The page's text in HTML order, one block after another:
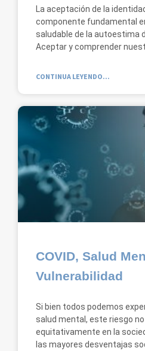
La aceptación de la
componente fundamental
saludable de la autoestima
Aceptar y comprender
CONTINUA LEYENDO...
COVID, Salud
Vulnerabilidad
Si bien todos podemos
salud mental, este riesgo
equitativamente en la
las mayores desventajas